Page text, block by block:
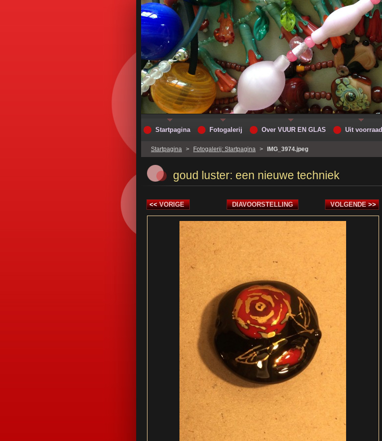
Startpagina > Fotogalerij: Startpagina > IMG_3974.jpeg
goud luster: een nieuwe techniek
<< VORIGE DIAVOORSTELLING VOLGENDE >>
Startpagina Fotogalerij Over VUUR EN GLAS Uit voorraad